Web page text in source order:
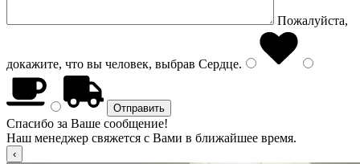
Пожалуйста,
докажите, что вы человек, выбрав Сердце.
Спасибо за Ваше сообщение!
Наш менеджер свяжется с Вами в ближайшее время.